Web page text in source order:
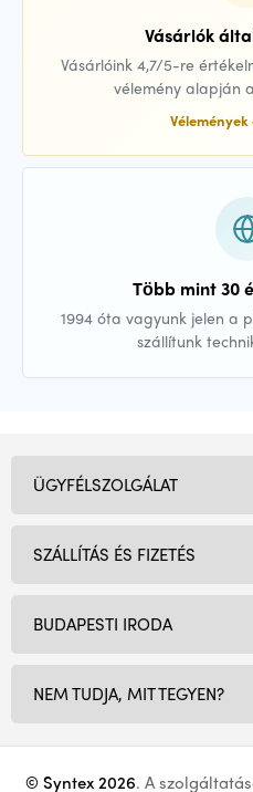
Vásárlók
Vásárlóink 4,7/5-re
vélemény alapján
Több mint 30
1994 óta vagyunk jelen a
szállítunk
BUDAPESTI IRODA
NEM TUDJA, MIT TEGYEN?
ÜGYFÉLSZOLGÁLAT
SZÁLLÍTÁS ÉS FIZETÉS
© Syntex 2026. A